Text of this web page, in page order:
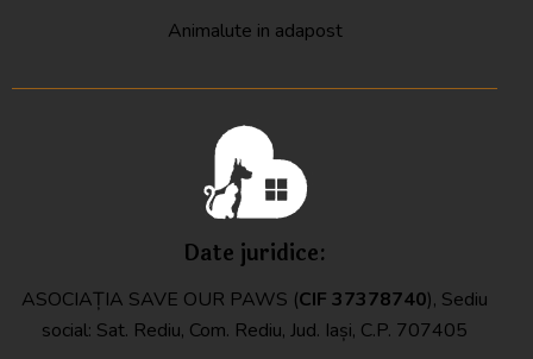
Animalute in adapost
Date juridice:
ASOCIAȚIA SAVE OUR PAWS (CIF 37378740), Sediu
social: Sat. Rediu, Com. Rediu, Jud. Iași, C.P. 707405